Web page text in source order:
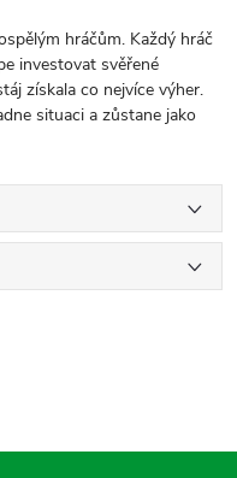
hráčům. Každý hráč
investovat svěřené
získala co nejvíce výher.
situaci a zůstane jako